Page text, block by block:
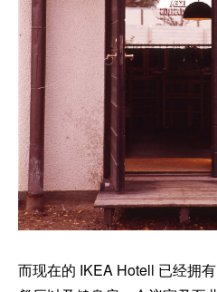
而现在的 IKEA Hotell 已经拥